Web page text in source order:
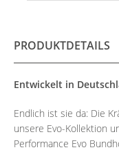
PRODUKTDETAILS
Entwickelt in
Endlich ist sie da: Die
unsere Evo-Kollektion
Performance Evo